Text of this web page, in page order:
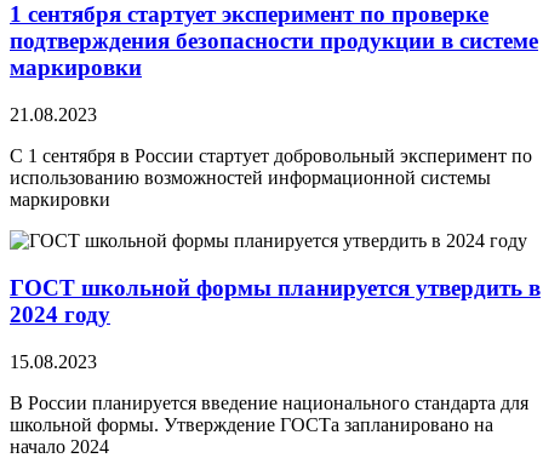
1 сентября стартует эксперимент по проверке
подтверждения безопасности продукции в системе
маркировки
21.08.2023
С 1 сентября в России стартует добровольный эксперимент по
использованию возможностей информационной системы
маркировки
ГОСТ школьной формы планируется утвердить в
2024 году
15.08.2023
В России планируется введение национального стандарта для
школьной формы. Утверждение ГОСТа запланировано на
начало 2024